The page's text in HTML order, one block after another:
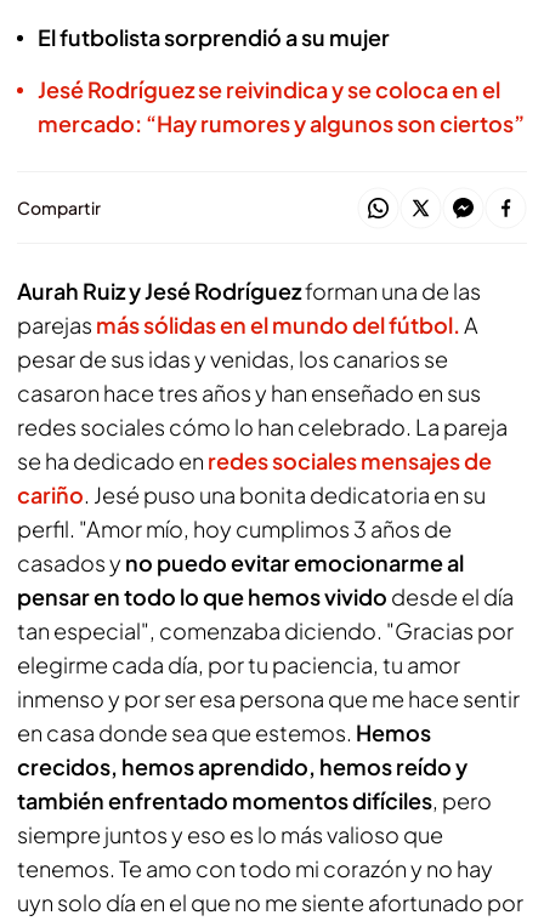
El futbolista sorprendió a su mujer
Jesé Rodríguez se reivindica y se coloca en el
mercado: “Hay rumores y algunos son ciertos”
Compartir
Aurah Ruiz y Jesé Rodríguezforman una de las
parejas más sólidas en el mundo del fútbol.A
pesar de sus idas y venidas, los canarios se
casaron hace tres años y han enseñado en sus
redes sociales cómo lo han celebrado. La pareja
se ha dedicado en redes sociales mensajes de
cariño. Jesé puso una bonita dedicatoria en su
perfil. "Amor mío, hoy cumplimos 3 años de
casados y no puedo evitar emocionarme al
pensar en todo lo que hemos vivido desde el día
tan especial", comenzaba diciendo. "Gracias por
elegirme cada día, por tu paciencia, tu amor
inmenso y por ser esa persona que me hace sentir
en casa donde sea que estemos. Hemos
crecidos, hemos aprendido, hemos reído y
también enfrentado momentos difíciles, pero
siempre juntos y eso es lo más valioso que
tenemos. Te amo con todo mi corazón y no hay
uyn solo día en el que no me siente afortunado por